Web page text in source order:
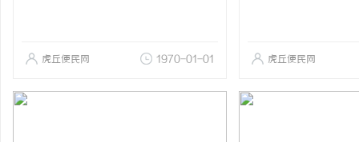
虎丘便民网 1970-01-01 虎丘便民网